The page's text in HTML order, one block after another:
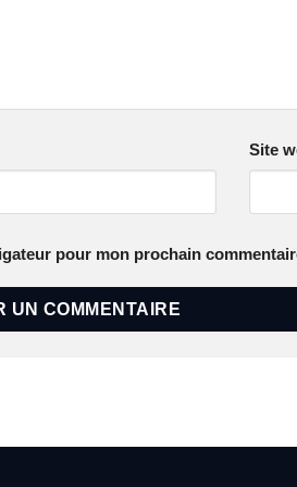
Site
pour mon prochain